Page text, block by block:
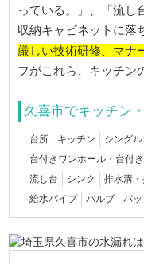
っている。」、「流し
収納キャビネットに落
厳しい技術研修、マナ
フがこれら、キッチン
久喜市でキッチン
台所 キッチン シング
台付きワンホール・台付
流し台
シンク 排水溝・
給水パイプ
バルブ パ